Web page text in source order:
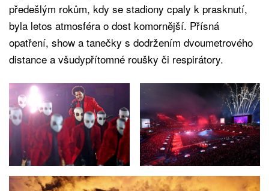
předešlým rokům, kdy se stadiony cpaly k prasknutí,
byla letos atmosféra o dost komornější. Přísná
opatření, show a tanečky s dodržením dvoumetrového
distance a všudypřítomné roušky či respirátory.